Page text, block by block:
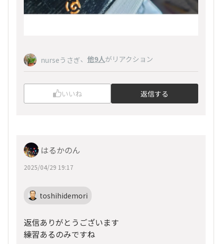
nurseうさぎ、 他9人がリアクション
いいね 返信する
はるかのん
2025/04/29 19:17
toshihidemori
返信ありがとうございます
練習あるのみですね